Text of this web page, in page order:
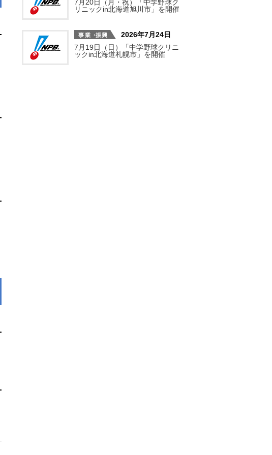
7月20日（月・祝）「中学野球ク
リニックin北海道旭川市」を開催
2026年7月24日
7月19日（日）「中学野球クリニ
ックin北海道札幌市」を開催